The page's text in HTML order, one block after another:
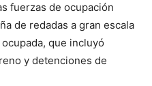
fuerzas de ocupación
de redadas a gran escala
que incluyó
y detenciones de